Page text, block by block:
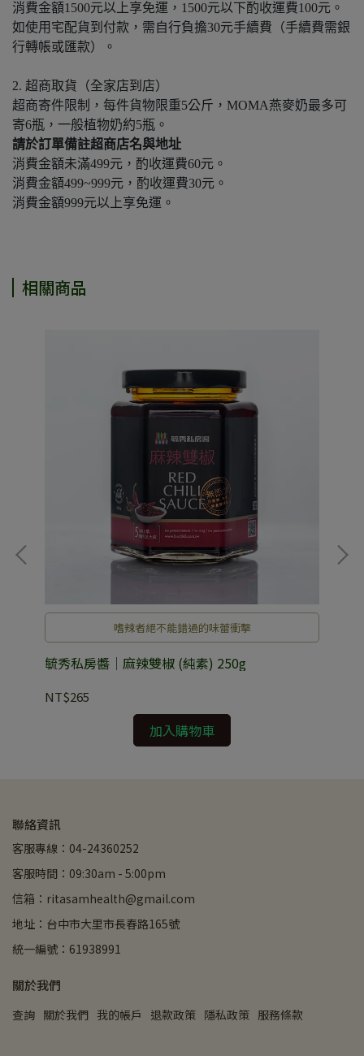
消費金額1500元以上享免運，1500元以下酌收運費100元。
如使用宅配貨到付款，需自行負擔30元手續費（手續費需銀
行轉帳或匯款）。
2. 超商取貨（全家店到店）
超商寄件限制，每件貨物限重5公斤，MOMA燕麥奶最多可
寄6瓶，一般植物奶約5瓶。
請於訂單備註超商店名與地址
消費金額未滿499元，酌收運費60元。
消費金額499~999元，酌收運費30元。
消費金額999元以上享免運。
相關商品
嗜辣者絕不能錯過的味蕾衝擊
毓秀私房醬｜麻辣雙椒 (純素) 250g
NT$265
加入購物車
聯絡資訊
客服專線：04-24360252
客服時間：09:30am - 5:00pm
信箱：ritasamhealth@gmail.com
地址：台中市大里市長春路165號
統一編號：61938991
關於我們
查詢 關於我們 我的帳戶 退款政策 隱私政策 服務條款